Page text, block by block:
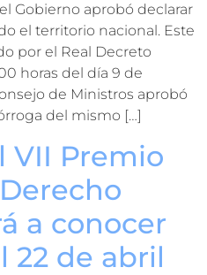
Gobierno aprobó declarar
el territorio nacional. Este
por el Real Decreto
horas del día 9 de
de Ministros aprobó
del mismo […]
VII Premio
a conocer
22 de abril